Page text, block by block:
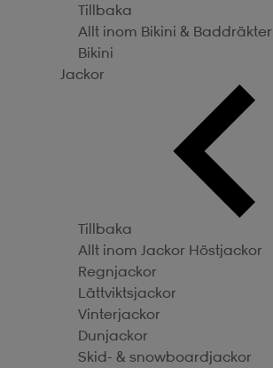
Tillbaka
Allt inom Bikini & Baddräkter
Bikini
Jackor
Tillbaka
Allt inom Jackor Höstjackor
Regnjackor
Lättviktsjackor
Vinterjackor
Dunjackor
Skid- & snowboardjackor